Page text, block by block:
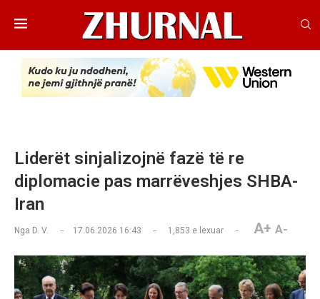
Liderët sinjalizojnë fazë të re
diplomacie pas marrëveshjes SHBA-
Iran
Nga D. V. 17.06.2026 16:43 1,853 e lexuar A+ A-